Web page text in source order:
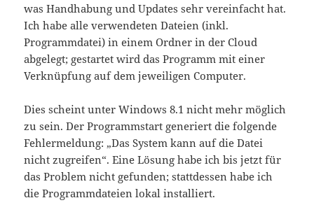
was Handhabung und Updates sehr vereinfacht hat.
Ich habe alle verwendeten Dateien (inkl.
Programmdatei) in einem Ordner in der Cloud
abgelegt; gestartet wird das Programm mit einer
Verknüpfung auf dem jeweiligen Computer.
Dies scheint unter Windows 8.1 nicht mehr möglich
zu sein. Der Programmstart generiert die folgende
Fehlermeldung: „Das System kann auf die Datei
nicht zugreifen“. Eine Lösung habe ich bis jetzt für
das Problem nicht gefunden; stattdessen habe ich
die Programmdateien lokal installiert.